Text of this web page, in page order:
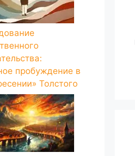
пробуждение в
Толстого